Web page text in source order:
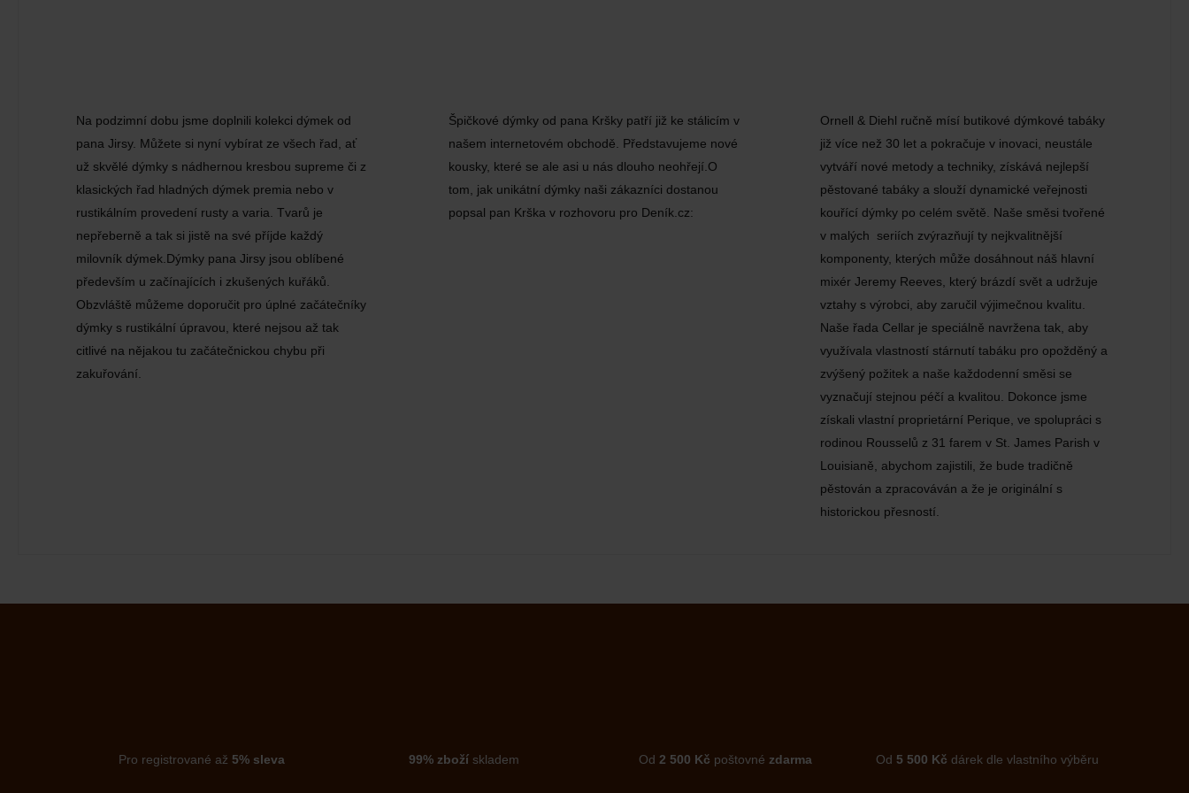
Na podzimní dobu jsme doplnili kolekci dýmek od
pana Jirsy. Můžete si nyní vybírat ze všech řad, ať
už skvělé dýmky s nádhernou kresbou supreme či z
klasických řad hladných dýmek premia nebo v
rustikálním provedení rusty a varia. Tvarů je
nepřeberně a tak si jistě na své příjde každý
milovník dýmek.Dýmky pana Jirsy jsou oblíbené
především u začínajících i zkušených kuřáků.
Obzvláště můžeme doporučit pro úplné začátečníky
dýmky s rustikální úpravou, které nejsou až tak
citlivé na nějakou tu začátečnickou chybu při
zakuřování.
Špičkové dýmky od pana Kršky patří již ke stálicím v
našem internetovém obchodě. Představujeme nové
kousky, které se ale asi u nás dlouho neohřejí.O
tom, jak unikátní dýmky naši zákazníci dostanou
popsal pan Krška v rozhovoru pro Deník.cz:
Ornell & Diehl ručně mísí butikové dýmkové tabáky
již více než 30 let a pokračuje v inovaci, neustále
vytváří nové metody a techniky, získává nejlepší
pěstované tabáky a slouží dynamické veřejnosti
kouřící dýmky po celém světě. Naše směsi tvořené
v malých seriích zvýrazňují ty nejkvalitnější
komponenty, kterých může dosáhnout náš hlavní
mixér Jeremy Reeves, který brázdí svět a udržuje
vztahy s výrobci, aby zaručil výjimečnou kvalitu.
Naše řada Cellar je speciálně navržena tak, aby
využívala vlastností stárnutí tabáku pro opožděný a
zvýšený požitek a naše každodenní směsi se
vyznačují stejnou péčí a kvalitou. Dokonce jsme
získali vlastní proprietární Perique, ve spolupráci s
rodinou Rousselů z 31 farem v St. James Parish v
Louisianě, abychom zajistili, že bude tradičně
pěstován a zpracováván a že je originální s
historickou přesností.
Pro registrované až 5% sleva 99% zbožískladem Od 2 500 Kč poštovné zdarma Od 5 500 Kč dárek dle vlastního výběru